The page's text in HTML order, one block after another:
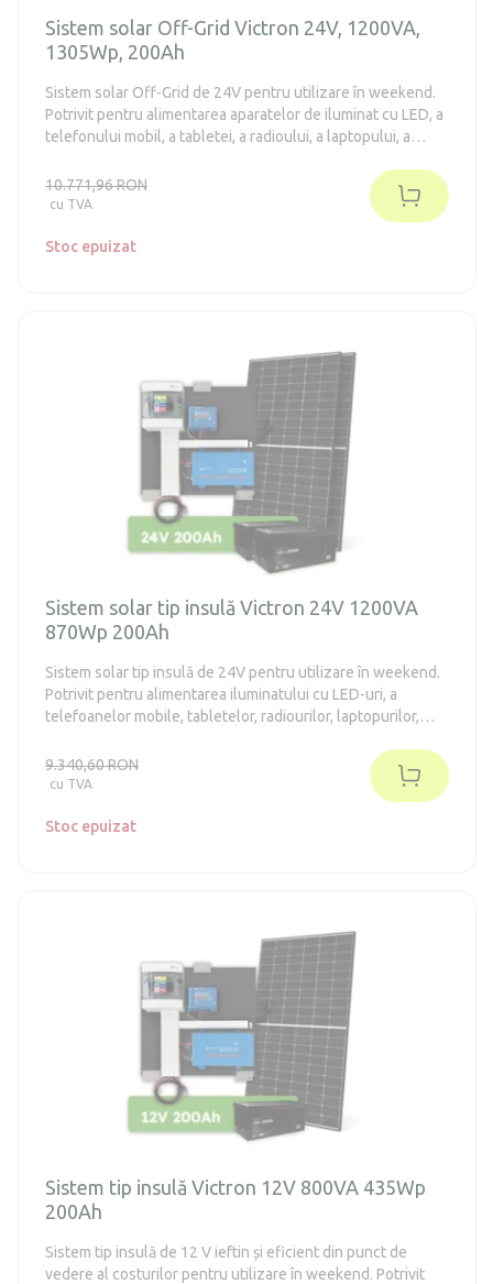
Sistem solar Off-Grid Victron 24V, 1200VA,
1305Wp, 200Ah
Sistem solar Off-Grid de 24V pentru utilizare în weekend.
Potrivit pentru alimentarea aparatelor de iluminat cu LED, a
telefonului mobil, a tabletei, a radioului, a laptopului, a
la 130 de litri (conform vechiului standard A++), a unei
pompe mai mici. Sistemul nu necesită întreținere.
10.771,96 RON
cu TVA
Stoc epuizat
Sistem solar tip insulă Victron 24V 1200VA
870Wp 200Ah
Sistem solar tip insulă de 24V pentru utilizare în weekend.
Potrivit pentru alimentarea iluminatului cu LED-uri, a
telefoanelor mobile, tabletelor, radiourilor, laptopurilor,
la 130 de litri (în conformitate cu vechiul standard A++).
Sistemul nu necesită întreținere.
9.340,60 RON
cu TVA
Stoc epuizat
Sistem tip insulă Victron 12V 800VA 435Wp
200Ah
Sistem tip insulă de 12 V ieftin și eficient din punct de
vedere al costurilor pentru utilizare în weekend. Potrivit